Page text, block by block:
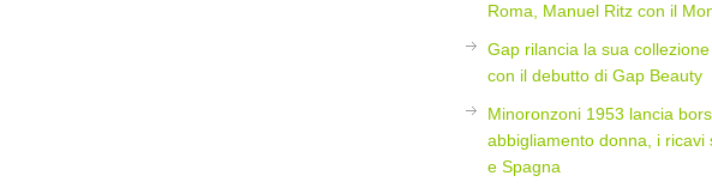
Roma, Manuel Ritz con il
Gap rilancia la sua
con il debutto di Gap Beauty
Minoronzoni 1953 lancia
abbigliamento donna, i ricavi
e Spagna